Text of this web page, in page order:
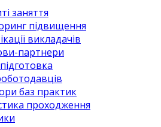
заняття
підвищення
викладачів
партнери
баз практик
проходження